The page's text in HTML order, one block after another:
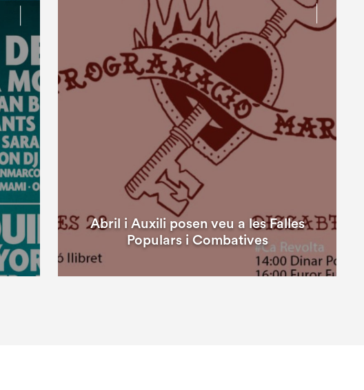
Abril i Auxili posen veu a les Falles
Populars i Combatives